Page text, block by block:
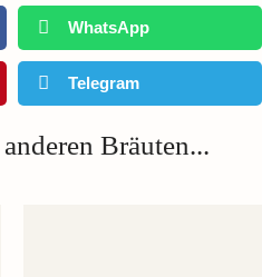
WhatsApp
Telegram
Bräuten...